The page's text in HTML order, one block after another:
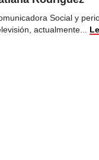
Social y
actualmente